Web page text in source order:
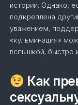
истории. Однако,
подкреплена
уважением,
«кульминация»
вспышкой, быстро
Как